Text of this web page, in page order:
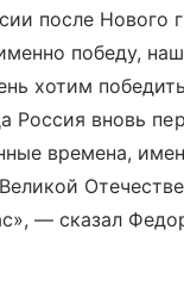
после Нового
победу,
хотим
Россия вновь
времена,
— сказал